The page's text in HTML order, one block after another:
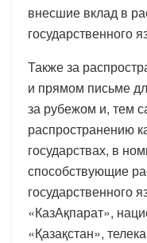
внесшие вклад в
государственного
Также за
и прямом письме
за рубежом и, тем
распространению
государствах, в
способствующие
государственного
«КазАқпарат»,
«Қазақстан»,